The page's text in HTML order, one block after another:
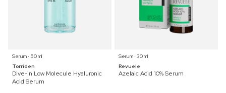
Serum ⋅ 50 ml
Torriden
Dive-in Low Molecule Hyaluronic
Acid Serum
Serum ⋅ 30 ml
Revuele
Azelaic Acid 10% Serum